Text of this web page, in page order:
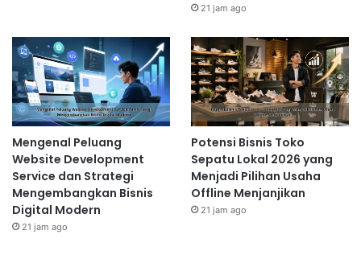
21 jam ago
Mengenal Peluang
Website Development
Service dan Strategi
Mengembangkan Bisnis
Digital Modern
21 jam ago
Potensi Bisnis Toko
Sepatu Lokal 2026 yang
Menjadi Pilihan Usaha
Offline Menjanjikan
21 jam ago